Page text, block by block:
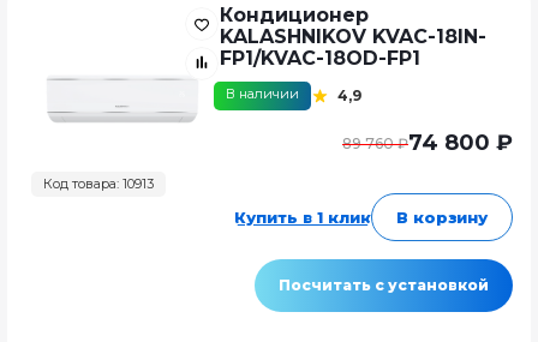
Код товара: 10913
Кондиционер
KALASHNIKOV KVAC-18IN-
FP1/KVAC-18OD-FP1
В наличии 4,9
89 760 ₽74 800 ₽
Купить в 1 клик В корзину
Посчитать с установкой